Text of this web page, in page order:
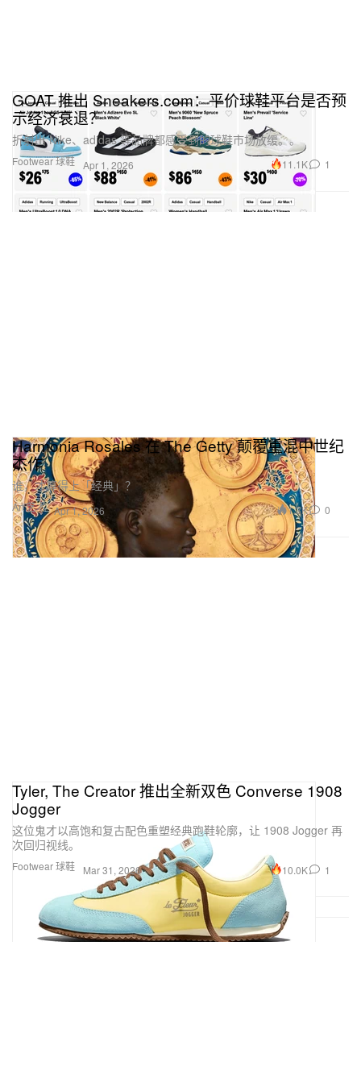
Footwear 球鞋
GOAT 推出 Sneakers.com：平价球鞋平台是否预
示经济衰退？
折射出 Nike、adidas 等品牌都感受到的球鞋市场放缓。。
Apr 1, 2026 11.1K 1
Art 艺术
Harmonia Rosales 在 The Getty 颠覆重混中世纪
杰作
谁，才算得上「经典」？
Apr 1, 2026 1.3K 0
Footwear 球鞋
Tyler, The Creator 推出全新双色 Converse 1908
Jogger
这位鬼才以高饱和复古配色重塑经典跑鞋轮廓，让 1908 Jogger 再
次回归视线。
Mar 31, 2026 10.0K 1